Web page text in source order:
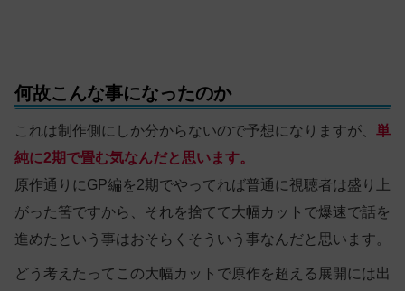
何故こんな事になったのか
これは制作側にしか分からないので予想になりますが、 単
純に2期で畳む気なんだと思います。
原作通りにGP編を2期でやってれば普通に視聴者は盛り上
がった筈ですから、それを捨てて大幅カットで爆速で話を
進めたという事はおそらくそういう事なんだと思います。
どう考えたってこの大幅カットで原作を超える展開には出